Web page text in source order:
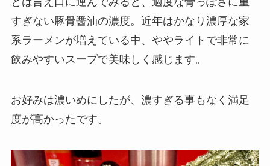
すぎない豚骨醤油の濃度。近年はかなり濃厚な家
系ラーメンが増えている中、ややライトで非常に
飲みやすいスープで美味しく感じます。
お好みは濃いめにしたが、濃すぎる事もなく満足
度が高かったです。